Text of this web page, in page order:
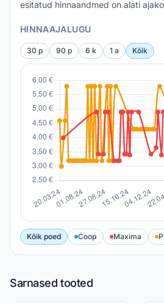
esitatud hinnaandmed on alati
HINNAAJALUGU
30 p 90 p 6 k 1 a Kõik
Kõik poed Coop Maxima
Sarnased tooted